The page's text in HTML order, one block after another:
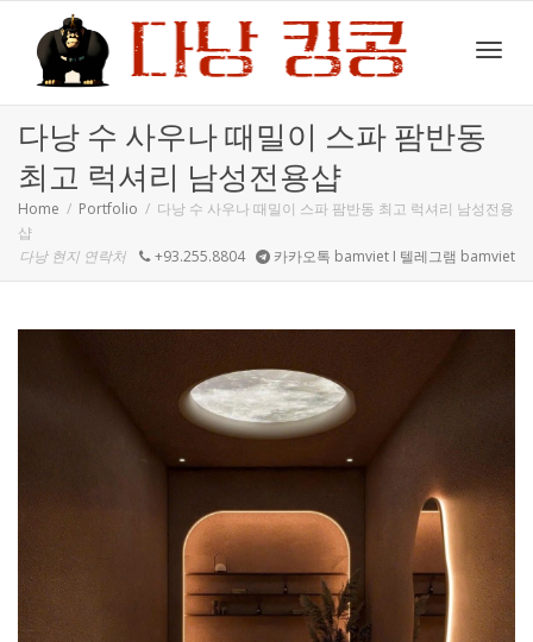
다낭 수 사우나 때밀이 스파 팜반동
최고 럭셔리 남성전용샵
Home Portfolio
다낭 수 사우나 때밀이 스파 팜반동 최고 럭셔리 남성전용
샵
다낭 현지 연락처
+93.255.8804 카카오톡 bamviet I 텔레그램 bamviet